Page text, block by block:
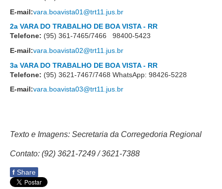
Calendário de Eventos passados
Calendário das Sessões
Calendário das Correições
Calendário de Suspensão
Calendário da Justiça Itinerante
Certidões
Diários Eletrônicos
e-Doc
Guias de recolhimento
E-mail:vara.boavista01@trt11.jus.br
2a VARA DO TRABALHO DE BOA VISTA - RR
Telefone: (95) 361-7465/7466 98400-5423
E-mail:vara.boavista02@trt11.jus.br
3a VARA DO TRABALHO DE BOA VISTA - RR
Telefone: (95) 3621-7467/7468 WhatsApp: 98426-5228
E-mail:vara.boavista03@trt11.jus.br
Texto e Imagens: Secretaria da Corregedoria Regional
Contato: (92) 3621-7249 / 3621-7388
f Share